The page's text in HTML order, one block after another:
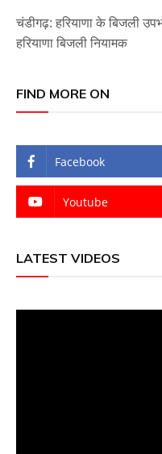
चंडीगढ़: हरियाणा के बिजली
हरियाणा बिजली नियामक
FIND MORE ON
Facebook
Youtube
LATEST VIDEOS